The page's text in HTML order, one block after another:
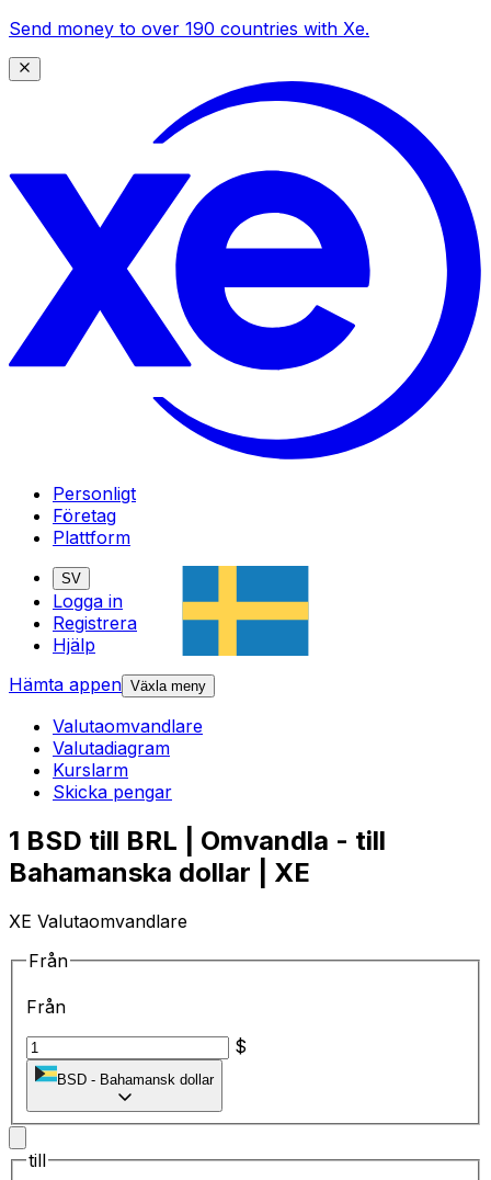
Send money to over 190 countries with Xe.
Personligt
Företag
Plattform
SV
Logga in
Registrera
Hjälp
Hämta appen Växla meny
Valutaomvandlare
Valutadiagram
Kurslarm
Skicka pengar
1 BSD till BRL | Omvandla - till
Bahamanska dollar | XE
XE Valutaomvandlare
Från
Från
$
BSD - Bahamansk dollar
till